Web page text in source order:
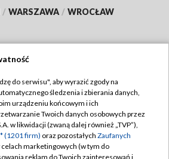
/ WARSZAWA / WROCŁAW
TVP
TVP
Regulamin TVP
prywatności
Moje zgody
do serwisu", aby wyrazić zgody na
śledzenia i zbierania danych,
urządzeniu końcowym i ich
Twoich danych osobowych przez
w likwidacji (zwaną dalej również „TVP”),
(1201 firm) oraz pozostałych Zaufanych
celach marketingowych (w tym do
reklam do Twoich zainteresowań i